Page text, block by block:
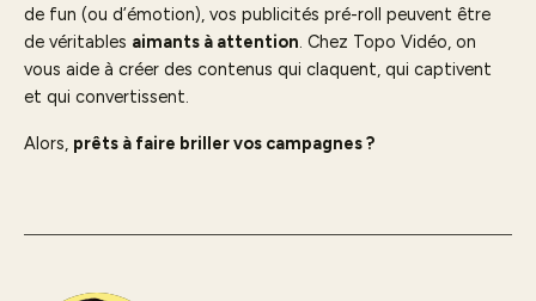
de fun (ou d’émotion), vos publicités pré-roll peuvent être
de véritables aimants à attention. Chez Topo Vidéo, on
vous aide à créer des contenus qui claquent, qui captivent
et qui convertissent.
Alors, prêts à faire briller vos campagnes ?